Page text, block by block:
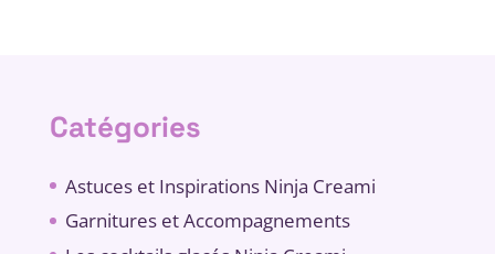
Catégories
Astuces et Inspirations Ninja Creami
Garnitures et Accompagnements